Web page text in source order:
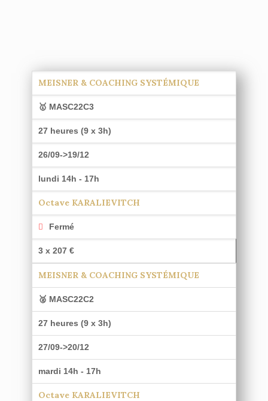
MEISNER & COACHING SYSTÉMIQUE
🥇 MASC22C3
27 heures (9 x 3h)
26/09->19/12
lundi 14h - 17h
Octave KARALIEVITCH
Fermé
3 x 207 €
MEISNER & COACHING SYSTÉMIQUE
🥈 MASC22C2
27 heures (9 x 3h)
27/09->20/12
mardi 14h - 17h
Octave KARALIEVITCH